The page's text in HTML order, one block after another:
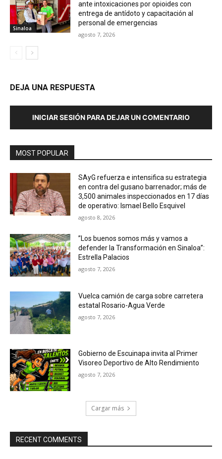
Sinaloa
ante intoxicaciones por opioides con
entrega de antídoto y capacitación al
personal de emergencias
agosto 7, 2026
DEJA UNA RESPUESTA
INICIAR SESIÓN PARA DEJAR UN COMENTARIO
MOST POPULAR
SAyG refuerza e intensifica su estrategia
en contra del gusano barrenador; más de
3,500 animales inspeccionados en 17 días
de operativo: Ismael Bello Esquivel
agosto 8, 2026
”Los buenos somos más y vamos a
defender la Transformación en Sinaloa”:
Estrella Palacios
agosto 7, 2026
Vuelca camión de carga sobre carretera
estatal Rosario-Agua Verde
agosto 7, 2026
Gobierno de Escuinapa invita al Primer
Visoreo Deportivo de Alto Rendimiento
agosto 7, 2026
Cargar más
RECENT COMMENTS